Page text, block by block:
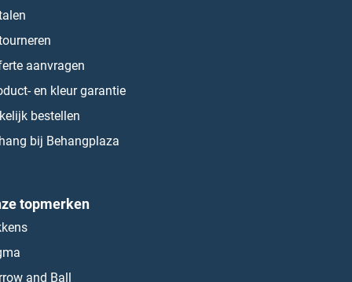
aanvragen
en kleur garantie
bestellen
bij Behangplaza
topmerken
and Ball